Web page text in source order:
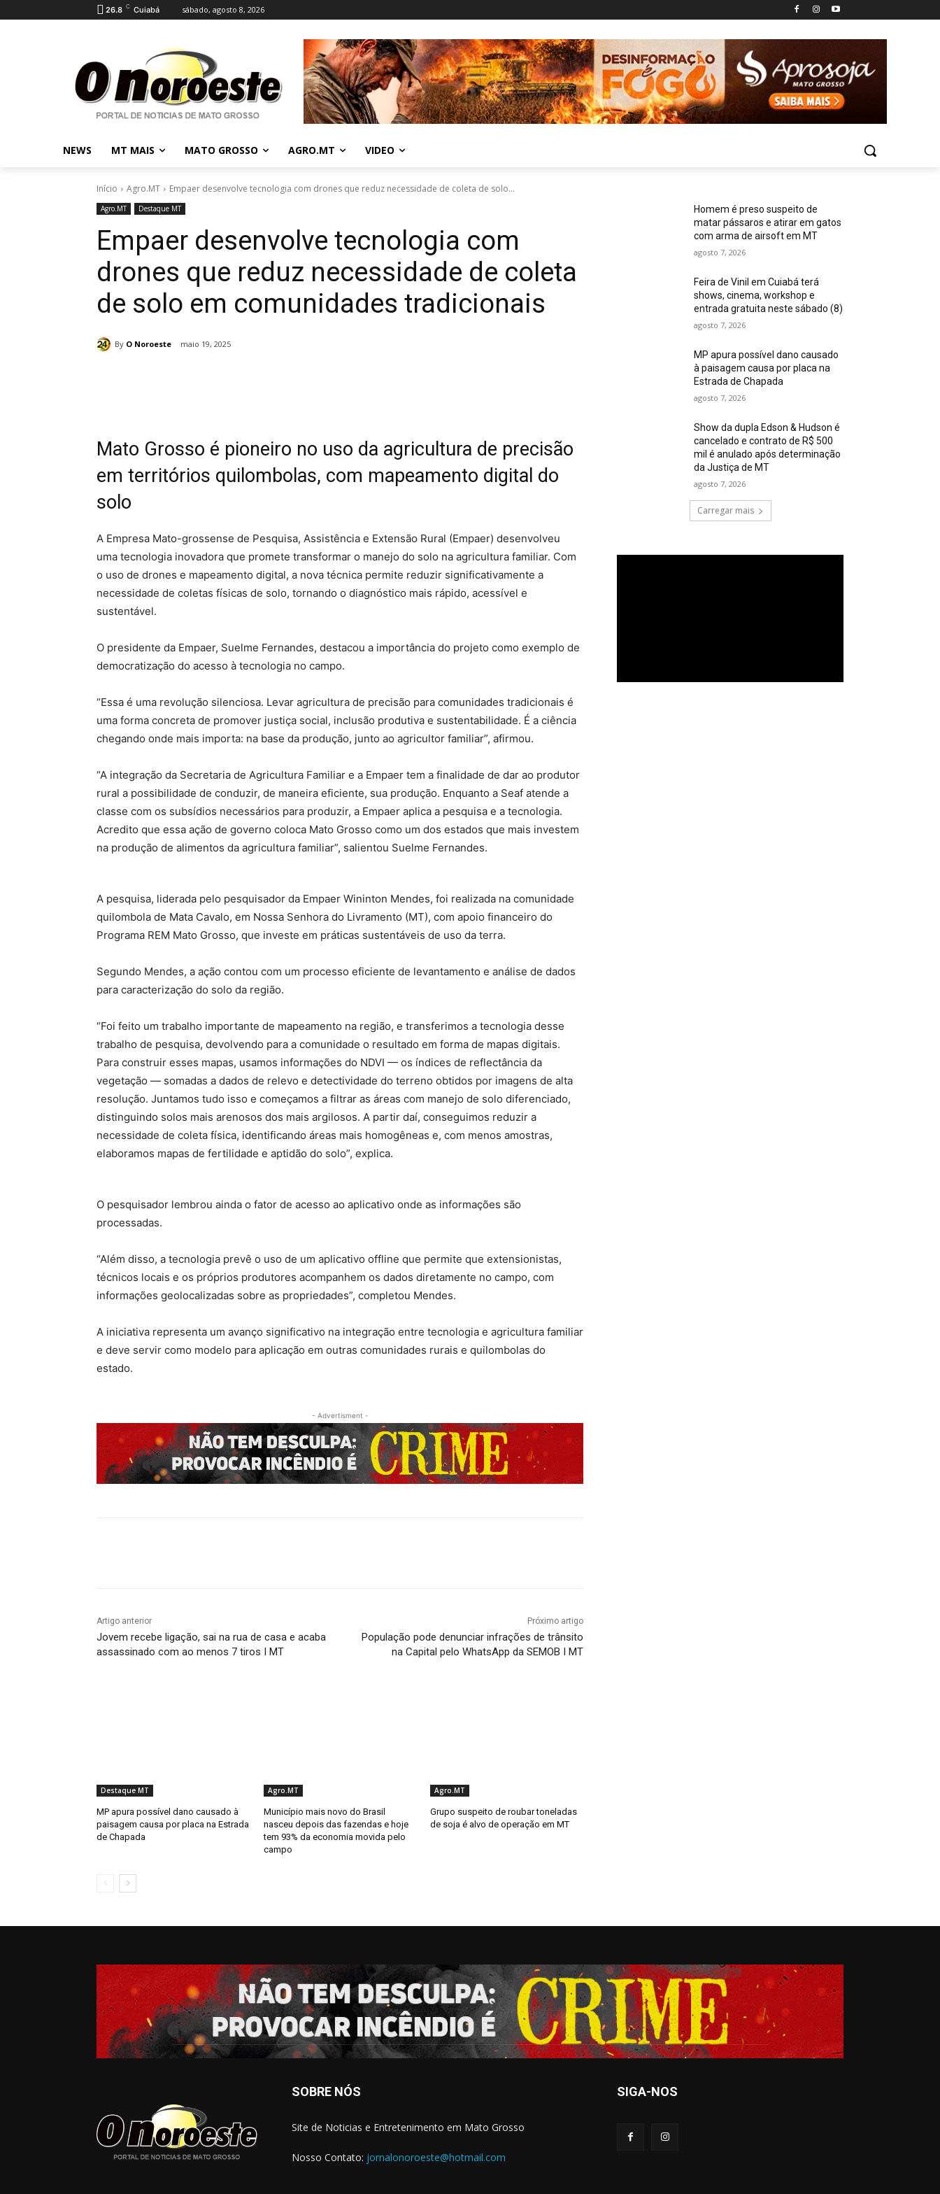
26.8 C Cuiabá sábado, agosto 8, 2026
NEWS MT MAIS MATO GROSSO AGRO.MT VIDEO
Início Agro.MT Empaer desenvolve tecnologia com drones que reduz necessidade de coleta de solo...
Agro.MT Destaque MT
Empaer desenvolve tecnologia com
drones que reduz necessidade de coleta
de solo em comunidades tradicionais
By O Noroeste maio 19, 2025
Mato Grosso é pioneiro no uso da agricultura de precisão
em territórios quilombolas, com mapeamento digital do
solo
A Empresa Mato-grossense de Pesquisa, Assistência e Extensão Rural (Empaer) desenvolveu
uma tecnologia inovadora que promete transformar o manejo do solo na agricultura familiar. Com
o uso de drones e mapeamento digital, a nova técnica permite reduzir significativamente a
necessidade de coletas físicas de solo, tornando o diagnóstico mais rápido, acessível e
sustentável.
O presidente da Empaer, Suelme Fernandes, destacou a importância do projeto como exemplo de
democratização do acesso à tecnologia no campo.
“Essa é uma revolução silenciosa. Levar agricultura de precisão para comunidades tradicionais é
uma forma concreta de promover justiça social, inclusão produtiva e sustentabilidade. É a ciência
chegando onde mais importa: na base da produção, junto ao agricultor familiar”, afirmou.
“A integração da Secretaria de Agricultura Familiar e a Empaer tem a finalidade de dar ao produtor
rural a possibilidade de conduzir, de maneira eficiente, sua produção. Enquanto a Seaf atende a
classe com os subsídios necessários para produzir, a Empaer aplica a pesquisa e a tecnologia.
Acredito que essa ação de governo coloca Mato Grosso como um dos estados que mais investem
na produção de alimentos da agricultura familiar”, salientou Suelme Fernandes.
A pesquisa, liderada pelo pesquisador da Empaer Wininton Mendes, foi realizada na comunidade
quilombola de Mata Cavalo, em Nossa Senhora do Livramento (MT), com apoio financeiro do
Programa REM Mato Grosso, que investe em práticas sustentáveis de uso da terra.
Segundo Mendes, a ação contou com um processo eficiente de levantamento e análise de dados
para caracterização do solo da região.
“Foi feito um trabalho importante de mapeamento na região, e transferimos a tecnologia desse
trabalho de pesquisa, devolvendo para a comunidade o resultado em forma de mapas digitais.
Para construir esses mapas, usamos informações do NDVI — os índices de reflectância da
vegetação — somadas a dados de relevo e detectividade do terreno obtidos por imagens de alta
resolução. Juntamos tudo isso e começamos a filtrar as áreas com manejo de solo diferenciado,
distinguindo solos mais arenosos dos mais argilosos. A partir daí, conseguimos reduzir a
necessidade de coleta física, identificando áreas mais homogêneas e, com menos amostras,
elaboramos mapas de fertilidade e aptidão do solo”, explica.
O pesquisador lembrou ainda o fator de acesso ao aplicativo onde as informações são
processadas.
“Além disso, a tecnologia prevê o uso de um aplicativo offline que permite que extensionistas,
técnicos locais e os próprios produtores acompanhem os dados diretamente no campo, com
informações geolocalizadas sobre as propriedades”, completou Mendes.
A iniciativa representa um avanço significativo na integração entre tecnologia e agricultura familiar
e deve servir como modelo para aplicação em outras comunidades rurais e quilombolas do
estado.
- Advertisment -
Artigo anterior
Jovem recebe ligação, sai na rua de casa e acaba
assassinado com ao menos 7 tiros I MT
Próximo artigo
População pode denunciar infrações de trânsito
na Capital pelo WhatsApp da SEMOB I MT
Destaque MT
MP apura possível dano causado à
paisagem causa por placa na Estrada
de Chapada
Agro.MT
Município mais novo do Brasil
nasceu depois das fazendas e hoje
tem 93% da economia movida pelo
campo
Agro.MT
Grupo suspeito de roubar toneladas
de soja é alvo de operação em MT
Homem é preso suspeito de
matar pássaros e atirar em gatos
com arma de airsoft em MT
agosto 7, 2026
Feira de Vinil em Cuiabá terá
shows, cinema, workshop e
entrada gratuita neste sábado (8)
agosto 7, 2026
MP apura possível dano causado
à paisagem causa por placa na
Estrada de Chapada
agosto 7, 2026
Show da dupla Edson & Hudson é
cancelado e contrato de R$ 500
mil é anulado após determinação
da Justiça de MT
agosto 7, 2026
Carregar mais
SOBRE NÓS
Site de Noticias e Entretenimento em Mato Grosso
Nosso Contato: jornalonoroeste@hotmail.com
SIGA-NOS